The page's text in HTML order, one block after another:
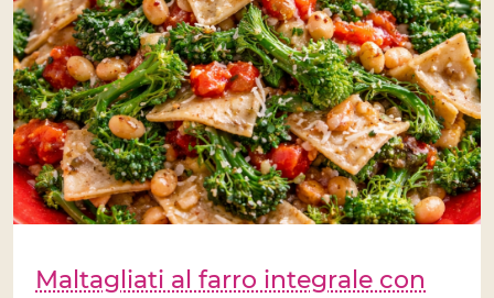
Maltagliati al farro integrale con